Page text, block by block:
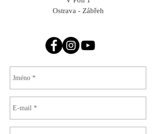
Ostrava - Zábřeh